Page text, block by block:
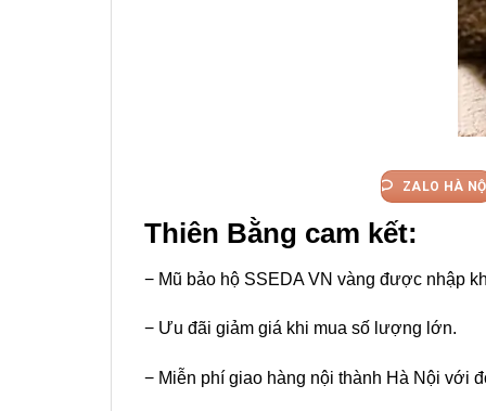
ZALO HÀ
Thiên Bằng cam kết:
− Mũ bảo hộ SSEDA VN vàng được nhập
− Ưu đãi giảm giá khi mua số lượng lớn.
− Miễn phí giao hàng nội thành Hà Nội với